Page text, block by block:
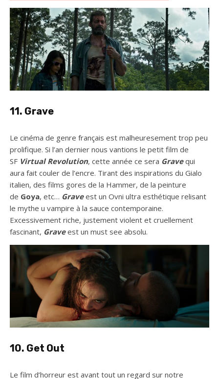
11. Grave
Le cinéma de genre français est malheuresement trop peu
prolifique. Si l’an dernier nous vantions le petit film de
SF Virtual Revolution, cette année ce sera Grave qui
aura fait couler de l’encre. Tirant des inspirations du Gialo
italien, des films gores de la Hammer, de la peinture
de Goya, etc… Grave est un Ovni ultra esthétique relisant
le mythe u vampire à la sauce contemporaine.
Excessivement riche, justement violent et cruellement
fascinant, Grave est un must see absolu.
10. Get Out
Le film d’horreur est avant tout un regard sur notre